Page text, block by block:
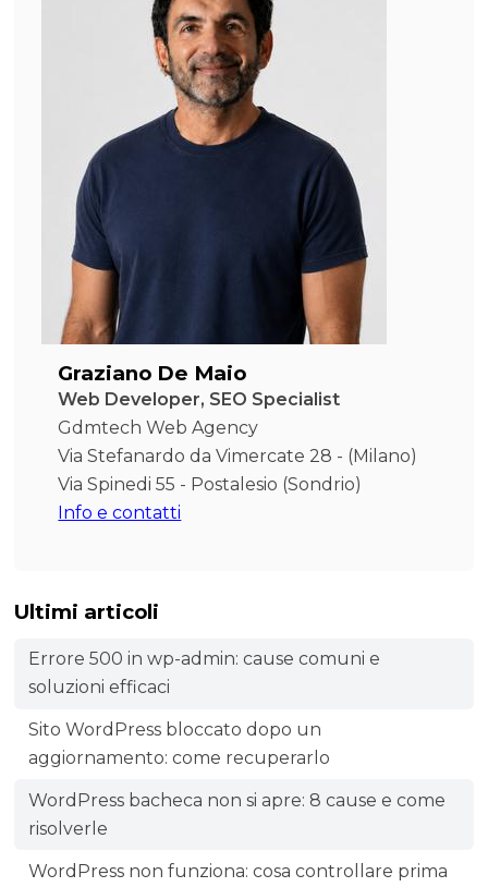
Graziano De Maio
Web Developer, SEO Specialist
Gdmtech Web Agency
Via Stefanardo da Vimercate 28 - (Milano)
Via Spinedi 55 - Postalesio (Sondrio)
Info e contatti
Ultimi articoli
Errore 500 in wp-admin: cause comuni e
soluzioni efficaci
Sito WordPress bloccato dopo un
aggiornamento: come recuperarlo
WordPress bacheca non si apre: 8 cause e come
risolverle
WordPress non funziona: cosa controllare prima